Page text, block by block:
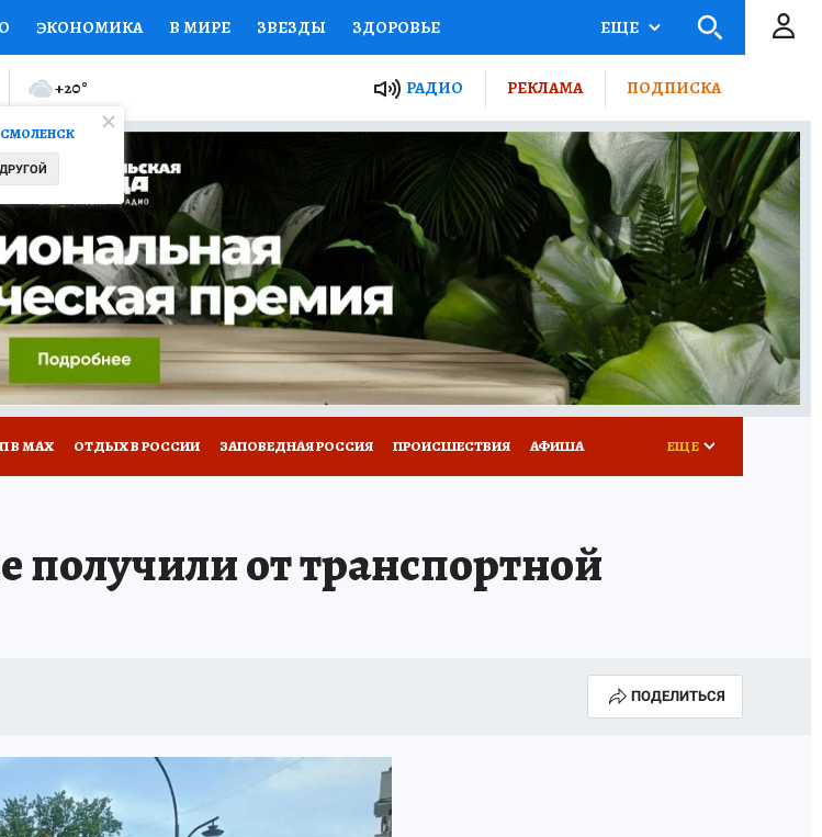
ЭКОНОМИКА В МИРЕ ЗВЕЗДЫ ЗДОРОВЬЕ
НАЦИОНАЛЬНЫЕ ПРОЕКТЫ РОССИИ
Я ЗНАЮ СЕМЬЯ ЖЕНСКИЕ СЕКРЕТЫ ПУТЕВОДИТЕЛЬ
СПЕЦПРОЕКТЫ ДЕФИЦИТ ЖЕЛЕЗА ТУРИЗМ
КОНКУРСЫ РАБОТА У НАС ГИД ПОТРЕБИТЕЛЯ ВСЕ О КП
ЕЩЕ
СМОЛЕНСК
+20° РАДИО РЕКЛАМА ПОДПИСКА
В МАХ ОТДЫХ В РОССИИ ЗАПОВЕДНАЯ РОССИЯ ПРОИСШЕСТВИЯ АФИША ЕЩЕ
получили от транспортной
ПОДЕЛИТЬСЯ